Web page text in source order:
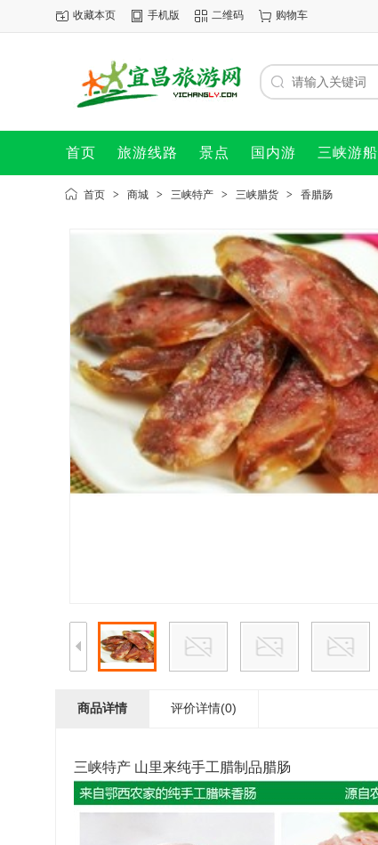
收藏本页 手机版 二维码 购物车
首页 旅游线路 景点 国内游 三峡游船
首页 > 商城 > 三峡特产 > 三峡腊货 > 香腊肠
商品详情 评价详情(0)
三峡特产 山里来纯手工腊制品腊肠